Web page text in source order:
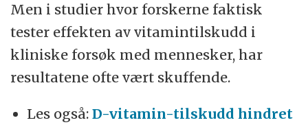
Men i studier hvor forskerne faktisk
tester effekten av vitamintilskudd i
kliniske forsøk med mennesker, har
resultatene ofte vært skuffende.
Les også:D-vitamin-tilskudd hindret